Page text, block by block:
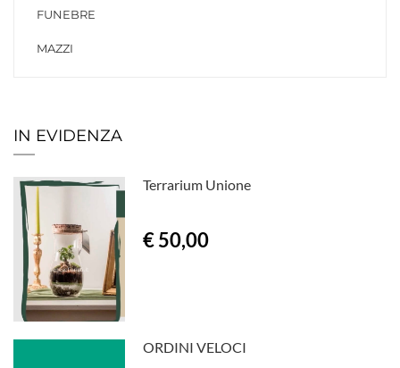
FUNEBRE
MAZZI
IN EVIDENZA
Terrarium Unione
€ 50,00
ORDINI VELOCI